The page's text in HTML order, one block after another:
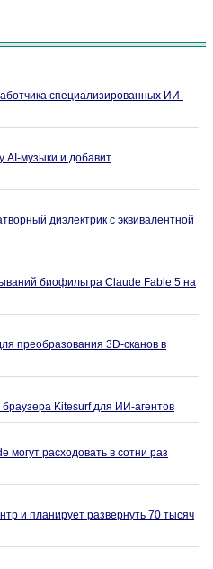
специализированных ИИ-
AI-музыки и добавит
диэлектрик с эквивалентной
биофильтра Claude Fable 5 на
преобразования 3D-сканов в
Kitesurf для ИИ-агентов
могут расходовать в сотни раз
и планирует развернуть 70 тысяч